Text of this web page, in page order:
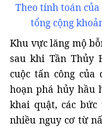
Theo tính toán của
tổng cộng
Khu vực lăng mộ
sau khi Tần Thủy
cuộc tấn công
hoạn phá hủy hầu
khai quật, các
nhiều nguy cơ từ